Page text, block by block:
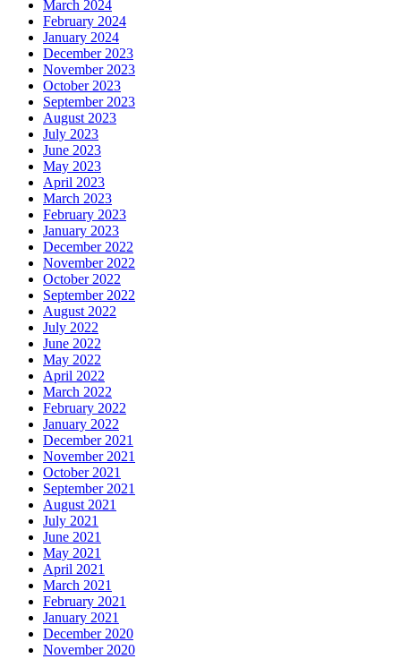
March 2024
February 2024
January 2024
December 2023
November 2023
October 2023
September 2023
August 2023
July 2023
June 2023
May 2023
April 2023
March 2023
February 2023
January 2023
December 2022
November 2022
October 2022
September 2022
August 2022
July 2022
June 2022
May 2022
April 2022
March 2022
February 2022
January 2022
December 2021
November 2021
October 2021
September 2021
August 2021
July 2021
June 2021
May 2021
April 2021
March 2021
February 2021
January 2021
December 2020
November 2020